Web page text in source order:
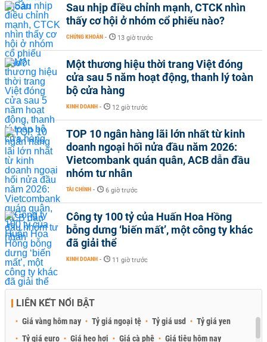
Sau nhịp điều chỉnh mạnh, CTCK nhìn
thấy cơ hội ở nhóm cổ phiếu nào?
CHỨNG KHOÁN - 13 giờ trước
Một thương hiệu thời trang Việt đóng
cửa sau 5 năm hoạt động, thanh lý toàn
bộ cửa hàng
KINH DOANH - 12 giờ trước
TOP 10 ngân hàng lãi lớn nhất từ kinh
doanh ngoại hối nửa đầu năm 2026:
Vietcombank quán quân, ACB dẫn đầu
nhóm tư nhân
TÀI CHÍNH - 6 giờ trước
Công ty 100 tỷ của Huấn Hoa Hồng
bỗng dưng ‘biến mất’, một công ty khác
đã giải thể
KINH DOANH - 11 giờ trước
LIÊN KẾT NỔI BẬT
Giá vàng hôm nay Tỷ giá ngoại tệ Tỷ giá usd
Tỷ giá yen
Tỷ giá euro
Giá heo hơi Giá cà phê Giá tiêu hôm nay